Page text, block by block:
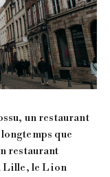
un restaurant
que
restaurant
Lille, le Lion